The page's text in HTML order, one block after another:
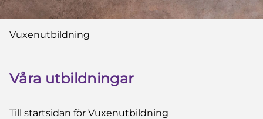
Du är här:
Vuxenutbildning
Våra utbildningar
Till startsidan för Vuxenutbildning